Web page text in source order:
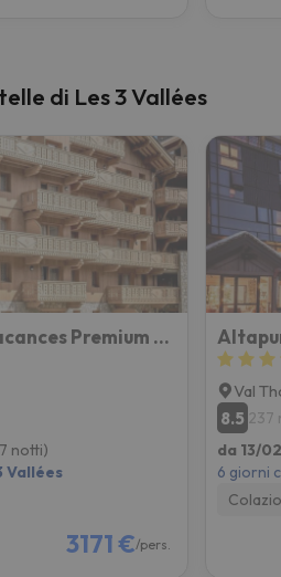
di Les 3 Vallées
Résidence Pierre & Vacances Premium L'Hévana
notti)
Vallées
3171 €/pers.
Val
8.5 237
da 13/
6 giorni